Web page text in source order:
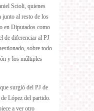
Scioli, quienes
junto al resto de los
en Diputados como
de diferenciar al PJ
sobre todo
y los múltiples
surgió del PJ de
López del partido.
a ver otro